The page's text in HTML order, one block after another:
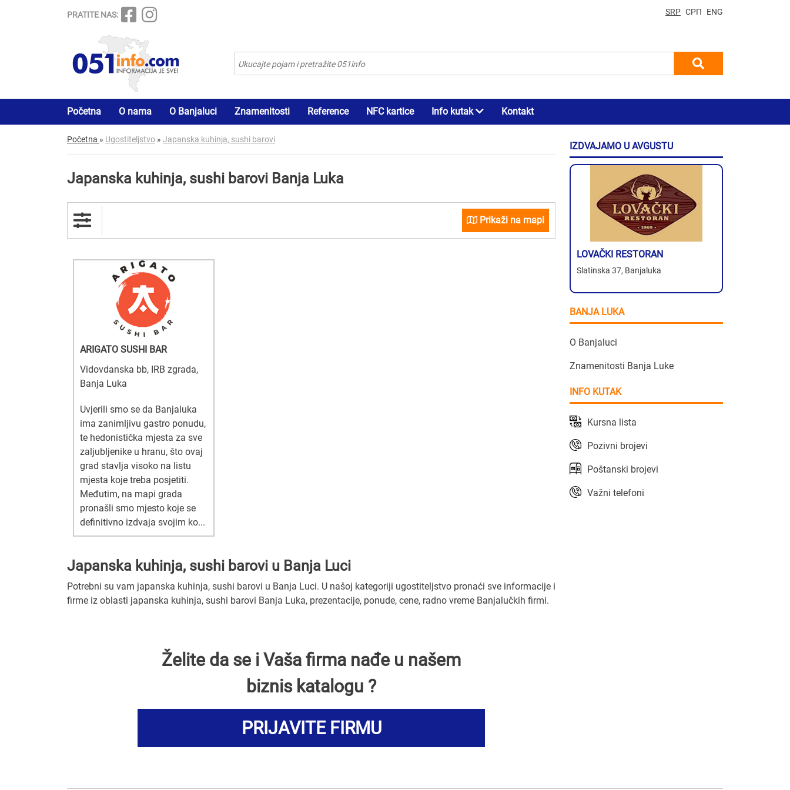
PRATITE NAS: SRP СРП ENG
Početna O nama O Banjaluci Znamenitosti Reference NFC kartice Info kutak Kontakt
Početna » Ugostiteljstvo » Japanska kuhinja, sushi barovi
Japanska kuhinja, sushi barovi Banja Luka
Prikaži na mapi
ARIGATO SUSHI BAR
Vidovdanska bb, IRB zgrada,
Banja Luka
Uvjerili smo se da Banjaluka
ima zanimljivu gastro ponudu,
te hedonistička mjesta za sve
zaljubljenike u hranu, što ovaj
grad stavlja visoko na listu
mjesta koje treba posjetiti.
Međutim, na mapi grada
pronašli smo mjesto koje se
definitivno izdvaja svojim ko...
Japanska kuhinja, sushi barovi u Banja Luci
Potrebni su vam japanska kuhinja, sushi barovi u Banja Luci. U našoj kategoriji ugostiteljstvo pronaći sve informacije i
firme iz oblasti japanska kuhinja, sushi barovi Banja Luka, prezentacije, ponude, cene, radno vreme Banjalučkih firmi.
Želite da se i Vaša firma nađe u našem
biznis katalogu ?
PRIJAVITE FIRMU
IZDVAJAMO U AVGUSTU
LOVAČKI RESTORAN
Slatinska 37, Banjaluka
BANJA LUKA
O Banjaluci
Znamenitosti Banja Luke
INFO KUTAK
Kursna lista
Pozivni brojevi
Poštanski brojevi
Važni telefoni